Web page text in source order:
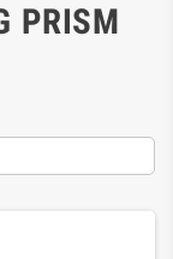
PRISM